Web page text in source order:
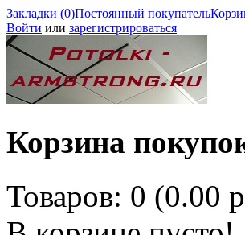
Закладки (0)Постоянный покупатель
Войти или зарегистрироваться
Корзина
Товаров: 0 (0.00